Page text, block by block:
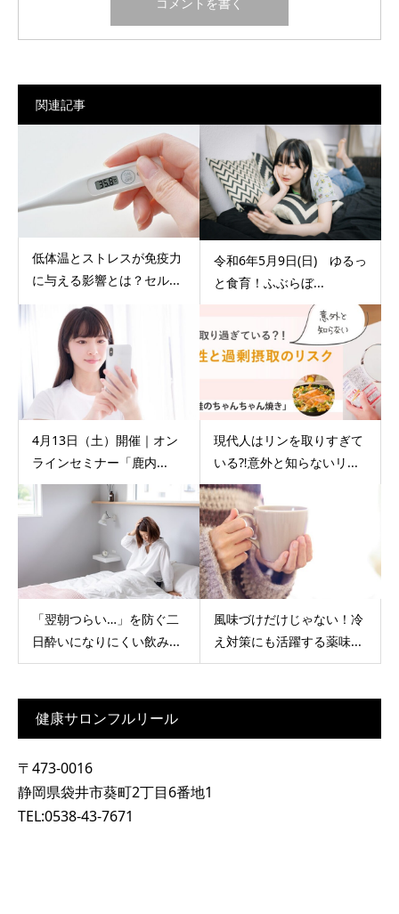
関連記事
低体温とストレスが免疫力
に与える影響とは？セル...
令和6年5月9日(日) ゆるっ
と食育！ふぶらぼ...
4月13日（土）開催｜オン
ラインセミナー「鹿内...
現代人はリンを取りすぎて
いる⁈意外と知らないリ...
「翌朝つらい…」を防ぐ二
日酔いになりにくい飲み...
風味づけだけじゃない！冷
え対策にも活躍する薬味...
健康サロンフルリール
〒473-0016
静岡県袋井市葵町2丁目6番地1
TEL:0538-43-7671